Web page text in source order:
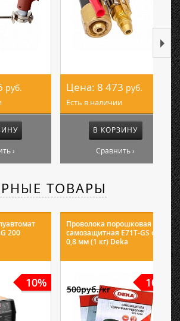
руб.
›
Цена: 8 473 руб.
Есть в наличии
В КОРЗИНУ
Сравнить ›
ТОВАРЫ
200
10%
Проволока порошковая
самозащитная E71T-GS ф
0,8 мм (1 кг) Deka
10%
500руб./кг